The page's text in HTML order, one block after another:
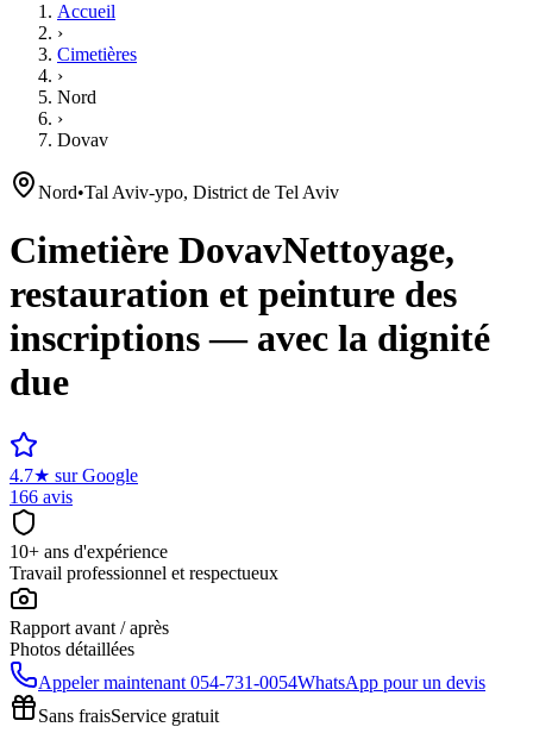
Accueil
›
Cimetières
›
Nord
›
Dovav
Nord•Tal Aviv-ypo, District de Tel Aviv
Cimetière DovavNettoyage,
restauration et peinture des
inscriptions — avec la dignité
due
4.7★ sur Google
166 avis
10+ ans d'expérience
Travail professionnel et respectueux
Rapport avant / après
Photos détaillées
Appeler maintenant 054-731-0054WhatsApp pour un devis
Sans fraisService gratuit